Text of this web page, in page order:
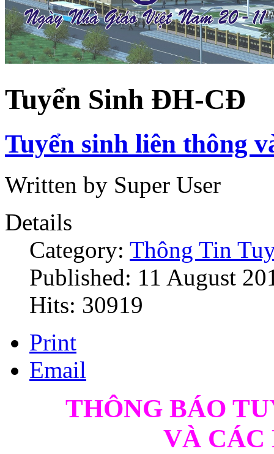
Tuyển Sinh ĐH-CĐ
Tuyển sinh liên thông
Written by Super User
Details
Category: Thông Tin
Published: 11 August
Hits: 30919
Print
Email
THÔNG BÁO
VÀ CÁC